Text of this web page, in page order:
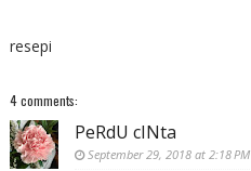
resepi
4 comments:
PeRdU cINta
September 29, 2018 at 2:18 PM